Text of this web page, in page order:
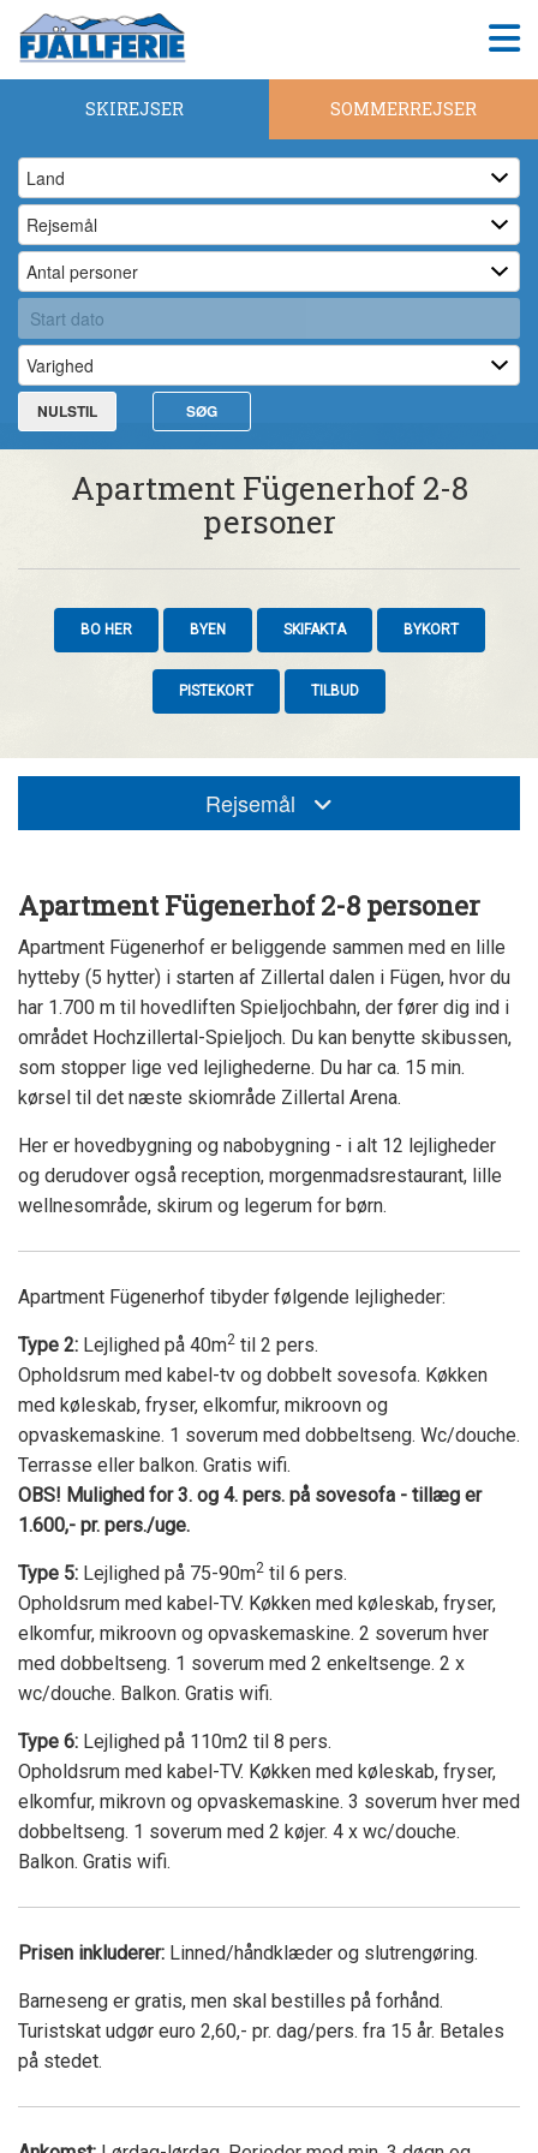
SKIREJSER SOMMERREJSER
NULSTIL SØG
Apartment Fügenerhof 2-8
personer
BO HER BYEN SKIFAKTA BYKORT
PISTEKORT TILBUD
Rejsemål
Apartment Fügenerhof 2-8 personer
Apartment Fügenerhof er beliggende sammen med en lille
hytteby (5 hytter) i starten af Zillertal dalen i Fügen, hvor du
har 1.700 m til hovedliften Spieljochbahn, der fører dig ind i
området Hochzillertal-Spieljoch. Du kan benytte skibussen,
som stopper lige ved lejlighederne. Du har ca. 15 min.
kørsel til det næste skiområde Zillertal Arena.
Her er hovedbygning og nabobygning - i alt 12 lejligheder
og derudover også reception, morgenmadsrestaurant, lille
wellnesområde, skirum og legerum for børn.
Apartment Fügenerhof tibyder følgende lejligheder:
Type 2: Lejlighed på 40m2 til 2 pers.
Opholdsrum med kabel-tv og dobbelt sovesofa. Køkken
med køleskab, fryser, elkomfur, mikroovn og
opvaskemaskine. 1 soverum med dobbeltseng. Wc/douche.
Terrasse eller balkon. Gratis wifi.
OBS! Mulighed for 3. og 4. pers. på sovesofa - tillæg er
1.600,- pr. pers./uge.
Type 5: Lejlighed på 75-90m2 til 6 pers.
Opholdsrum med kabel-TV. Køkken med køleskab, fryser,
elkomfur, mikroovn og opvaskemaskine. 2 soverum hver
med dobbeltseng. 1 soverum med 2 enkeltsenge. 2 x
wc/douche. Balkon. Gratis wifi.
Type 6: Lejlighed på 110m2 til 8 pers.
Opholdsrum med kabel-TV. Køkken med køleskab, fryser,
elkomfur, mikrovn og opvaskemaskine. 3 soverum hver med
dobbeltseng. 1 soverum med 2 køjer. 4 x wc/douche.
Balkon. Gratis wifi.
Prisen inkluderer: Linned/håndklæder og slutrengøring.
Barneseng er gratis, men skal bestilles på forhånd.
Turistskat udgør euro 2,60,- pr. dag/pers. fra 15 år. Betales
på stedet.